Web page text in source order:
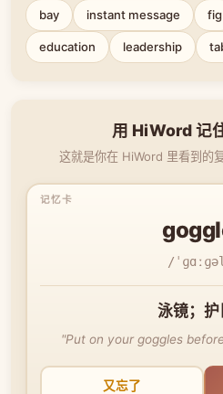
bay instant message fig
education leadership
用 HiWord 记
这就是你在 HiWord 里看到
/
泳镜；护
"Put on your goggles
又忘了